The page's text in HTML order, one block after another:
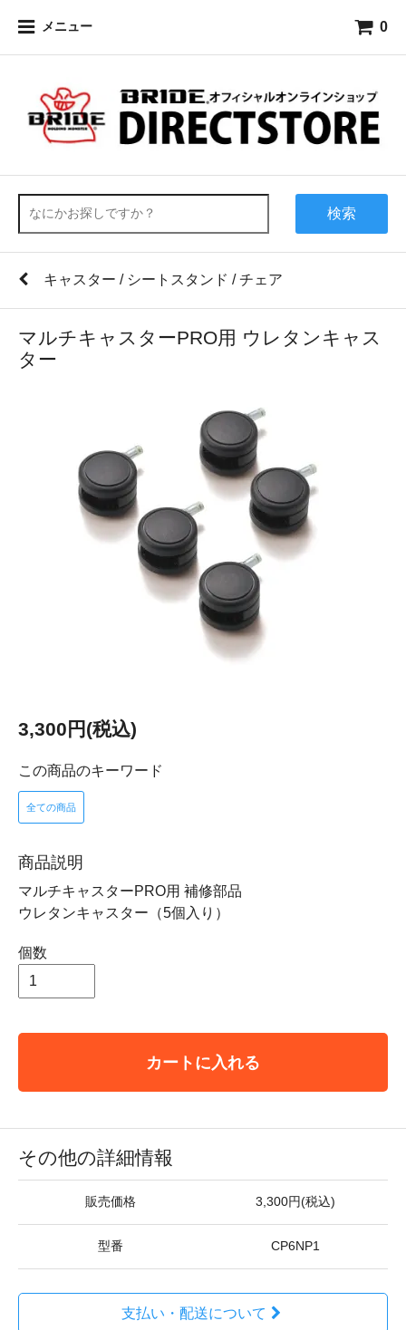
メニュー 0
検索
キャスター / シートスタンド / チェア
マルチキャスターPRO用 ウレタンキャス
ター
3,300円(税込)
この商品のキーワード
全ての商品
商品説明
マルチキャスターPRO用 補修部品
ウレタンキャスター（5個入り）
個数
カートに入れる
その他の詳細情報
販売価格 3,300円(税込)
型番 CP6NP1
支払い・配送について